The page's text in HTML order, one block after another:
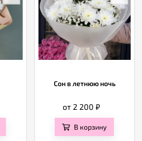
Сон в летнюю ночь
от 2 200₽
В корзину